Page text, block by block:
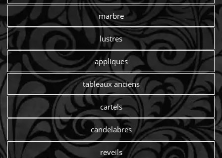
marbre
lustres
appliques
tableaux anciens
cartels
candelabres
reveils